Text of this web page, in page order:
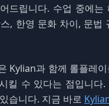
드립니다. 수업 중에는
, 한영 문화 차이, 문법
Kylian과 함께 롤플레
킬 수 있다는 점입니다
습니다. 지금 바로